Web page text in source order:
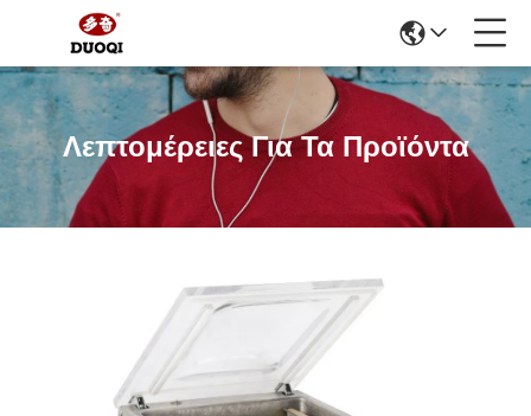
Λεπτομέρειες Για Τα Προϊόντα